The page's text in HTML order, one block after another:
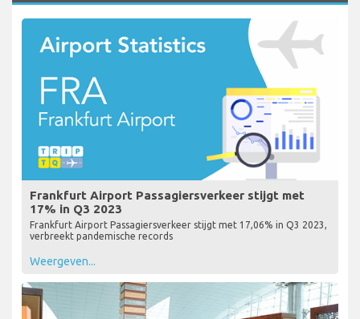
Frankfurt Airport Passagiersverkeer stijgt met
17% in Q3 2023
Frankfurt Airport Passagiersverkeer stijgt met 17,06% in Q3 2023,
verbreekt pandemische records
Weergeven...